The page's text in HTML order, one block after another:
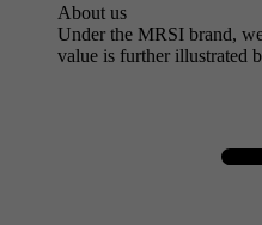
About us
Under the MRSI brand,
value is further illustrated